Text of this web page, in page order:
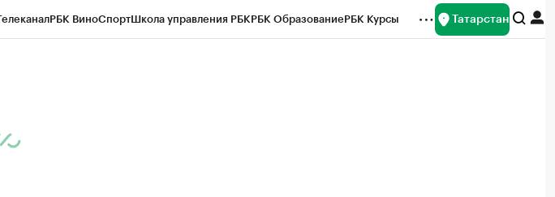
РБК ВиноСпортШкола управления РБКРБК ОбразованиеРБК Курсы Татарстан